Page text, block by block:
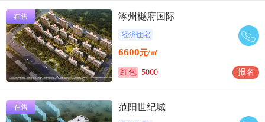
在售 涿州樾府国际
经济住宅
6600元/㎡
红包 5000 报名
在售 范阳世纪城